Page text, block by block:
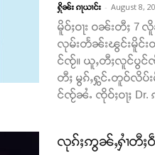
ႁိုၼ်း ၵႃယၢင်း - August 8,
မိူဝ်ႈဝႃး ဝၼ်းတီႈ
လုမ်းတႅၼ်းၽွင်းမိူင်း
င်ၸႂ်။ ယူႇတီႈလူင်ပွင်
တီႈ မွၵ်ႇႁွင်ႉတူဝ်လိပ်
င်ၸႂ်ၼႆႉ ၸိုဝ်ႈဝႃႈ
လုၵ်ႈဢွၼ်ႇႁၢႆတီႈ